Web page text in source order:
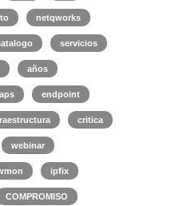
netqworks
servicios
años
endpoint
critica
webinar
ipfix
COMPROMISO